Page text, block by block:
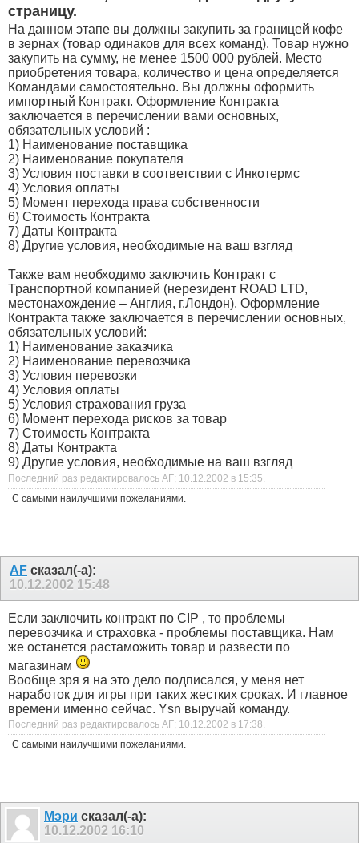
страницу.
На данном этапе вы должны закупить за границей кофе
в зернах (товар одинаков для всех команд). Товар нужно
закупить на сумму, не менее 1500 000 рублей. Место
приобретения товара, количество и цена определяется
Командами самостоятельно. Вы должны оформить
импортный Контракт. Оформление Контракта
заключается в перечислении вами основных,
обязательных условий :
1) Наименование поставщика
2) Наименование покупателя
3) Условия поставки в соответствии с Инкотермс
4) Условия оплаты
5) Момент перехода права собственности
6) Стоимость Контракта
7) Даты Контракта
8) Другие условия, необходимые на ваш взгляд
Также вам необходимо заключить Контракт с
Транспортной компанией (нерезидент ROAD LTD,
местонахождение – Англия, г.Лондон). Оформление
Контракта также заключается в перечислении основных,
обязательных условий:
1) Наименование заказчика
2) Наименование перевозчика
3) Условия перевозки
4) Условия оплаты
5) Условия страхования груза
6) Момент перехода рисков за товар
7) Стоимость Контракта
8) Даты Контракта
9) Другие условия, необходимые на ваш взгляд
Последний раз редактировалось AF; 10.12.2002 в 15:35
С самыми наилучшими пожеланиями.
AF сказал(-а):
10.12.2002 15:48
Если заключить контракт по СIP , то проблемы
перевозчика и страховка - проблемы поставщика. Нам
же останется растаможить товар и развести по
магазинам
Вообще зря я на это дело подписался, у меня нет
наработок для игры при таких жестких сроках. И главное
времени именно сейчас. Ysn выручай команду.
Последний раз редактировалось AF; 10.12.2002 в 17:38.
С самыми наилучшими пожеланиями.
Мэри сказал(-а):
10.12.2002 16:10